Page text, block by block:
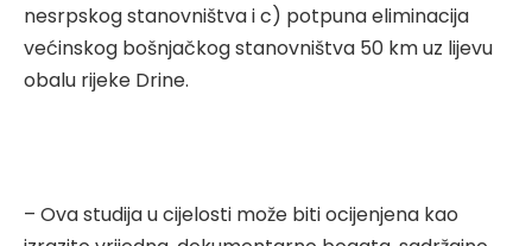
nesrpskog stanovništva i c) potpuna eliminacija
većinskog bošnjačkog stanovništva 50 km uz lijevu
obalu rijeke Drine.
– Ova studija u cijelosti može biti ocijenjena kao